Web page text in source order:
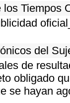
Tiempos
del
de
obligado
se hayan